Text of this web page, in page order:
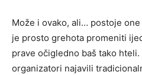
Može i ovako, ali… postoje
je prosto grehota promeniti
prave očigledno baš tako
organizatori najavili